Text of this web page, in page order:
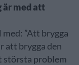
är med att
”Att brygga
att brygga den
största problem